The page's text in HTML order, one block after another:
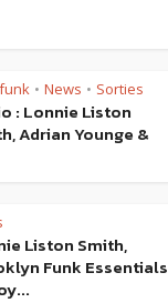
• News • Sorties
: Lonnie Liston
Adrian Younge &
Liston Smith,
Funk Essentials